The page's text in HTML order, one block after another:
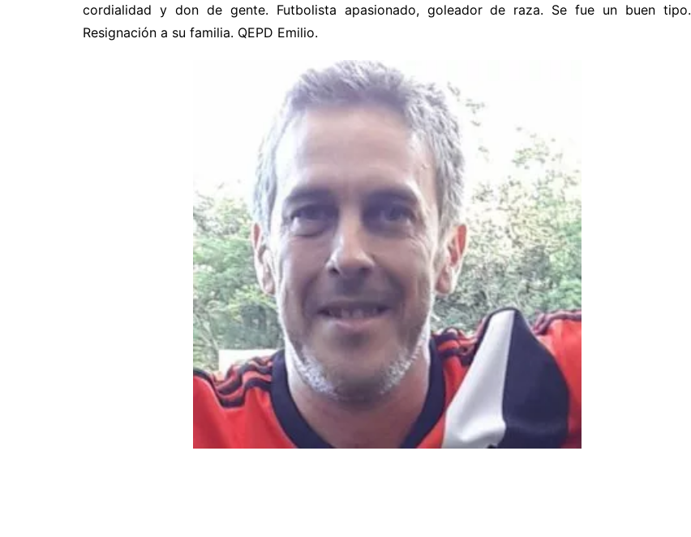
cordialidad y don de gente. Futbolista apasionado, goleador de raza. Se fue un buen tipo.
Resignación a su familia. QEPD Emilio.